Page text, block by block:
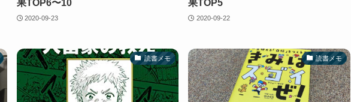
果TOP6〜10
2020-09-23
果TOP5
2020-09-22
読書メモ 読書メモ